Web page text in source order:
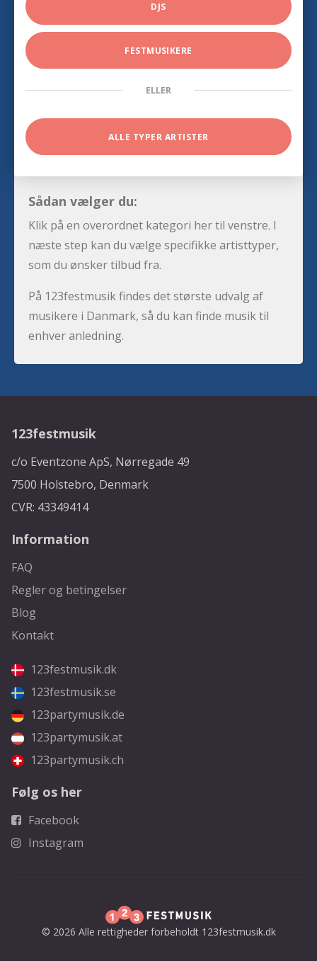
DJS
FESTMUSIKERE
ELLER
ALLE TYPER ARTISTER
Sådan vælger du:
Klik på en overordnet kategori her til venstre. I
næste step kan du vælge specifikke artisttyper,
som du ønsker tilbud fra.
På 123festmusik findes det største udvalg af
musikere i Danmark, så du kan finde musik til
enhver anledning.
123festmusik
c/o Eventzone ApS, Nørregade 49
7500 Holstebro, Denmark
CVR: 43349414
Information
FAQ
Regler og betingelser
Blog
Kontakt
123festmusik.dk
123festmusik.se
123partymusik.de
123partymusik.at
123partymusik.ch
Følg os her
Facebook
Instagram
© 2026 Alle rettigheder forbeholdt 123festmusik.dk